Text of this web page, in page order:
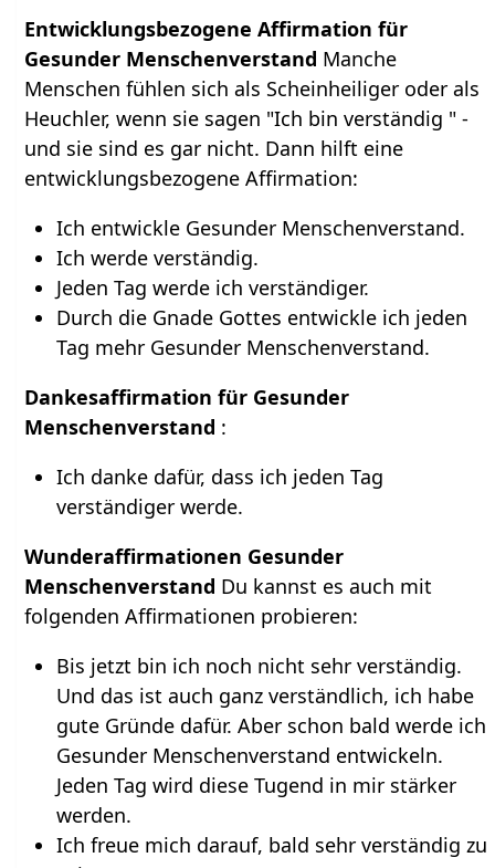
Entwicklungsbezogene Affirmation für
Gesunder Menschenverstand Manche
Menschen fühlen sich als Scheinheiliger oder als
Heuchler, wenn sie sagen "Ich bin verständig " -
und sie sind es gar nicht. Dann hilft eine
entwicklungsbezogene Affirmation:
Ich entwickle Gesunder Menschenverstand.
Ich werde verständig.
Jeden Tag werde ich verständiger.
Durch die Gnade Gottes entwickle ich jeden
Tag mehr Gesunder Menschenverstand.
Dankesaffirmation für Gesunder
Menschenverstand :
Ich danke dafür, dass ich jeden Tag
verständiger werde.
Wunderaffirmationen Gesunder
Menschenverstand Du kannst es auch mit
folgenden Affirmationen probieren:
Bis jetzt bin ich noch nicht sehr verständig.
Und das ist auch ganz verständlich, ich habe
gute Gründe dafür. Aber schon bald werde ich
Gesunder Menschenverstand entwickeln.
Jeden Tag wird diese Tugend in mir stärker
werden.
Ich freue mich darauf, bald sehr verständig zu